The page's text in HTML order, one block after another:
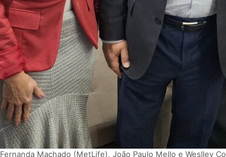
Fernanda Machado (MetLife), João Paulo Mello e Weslley